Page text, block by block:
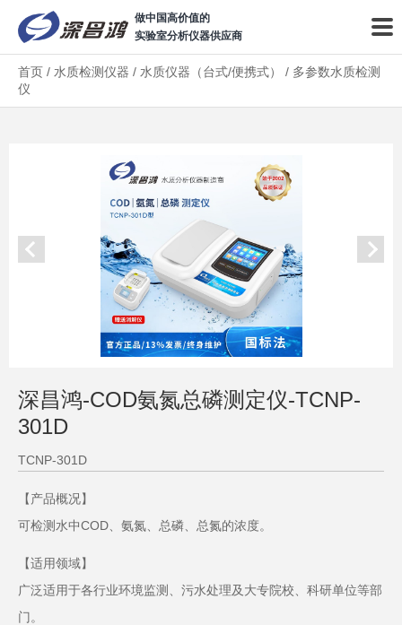
做中国高价值的
实验室分析仪器供应商
首页 / 水质检测仪器 / 水质仪器（台式/便携式） / 多参数水质检测
仪
深昌鸿-COD氨氮总磷测定仪-TCNP-
301D
TCNP-301D
【产品概况】
可检测水中COD、氨氮、总磷、总氮的浓度。
【适用领域】
广泛适用于各行业环境监测、污水处理及大专院校、科研单位等部
门。